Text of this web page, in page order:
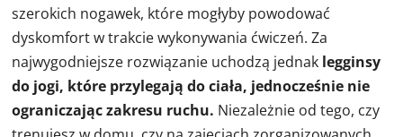
szerokich nogawek, które mogłyby powodować
dyskomfort w trakcie wykonywania ćwiczeń. Za
najwygodniejsze rozwiązanie uchodzą jednak legginsy
do jogi, które przylegają do ciała, jednocześnie nie
ograniczając zakresu ruchu. Niezależnie od tego, czy